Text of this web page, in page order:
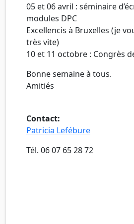
05 et 06 avril : séminaire
modules DPC
Excellencis à Bruxelles (je
très vite)
10 et 11 octobre : Congrès
Bonne semaine à tous.
Amitiés
Contact:
Patricia Lefébure
Tél. 06 07 65 28 72